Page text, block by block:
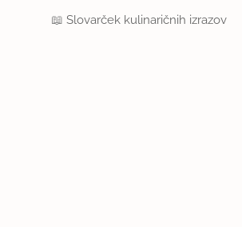
📖Slovarček kulinaričnih izrazov